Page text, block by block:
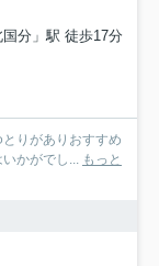
分」駅 徒歩17分
りがありおすすめ
かがでし...
もっと